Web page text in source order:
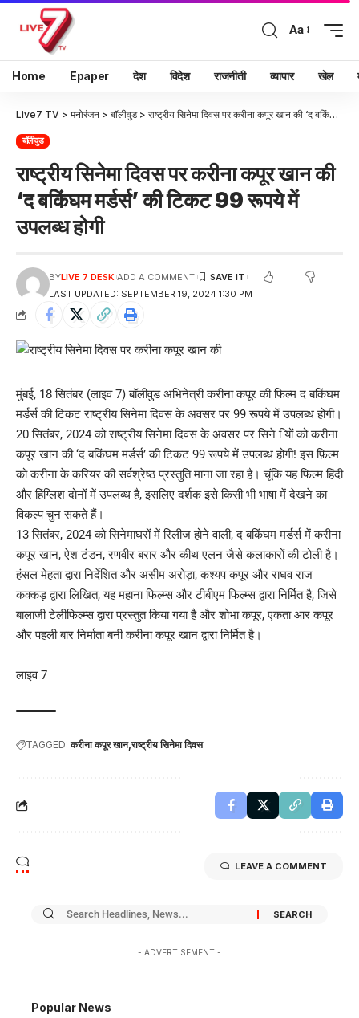
Aa
Home Epaper देश विदेश राजनीती व्यापार खेल
Live7 TV > मनोरंजन > बॉलीवुड> राष्ट्रीय सिनेमा दिवस पर करीना कपूर खान की ‘द बकिंघम मर्डर्स’ की टिकट 99 रूपये में उपलब्ध होगी
बॉलीवुड
राष्ट्रीय सिनेमा दिवस पर करीना कपूर खान की
‘द बकिंघम मर्डर्स’ की टिकट 99 रूपये में
उपलब्ध होगी
LAST UPDATED: SEPTEMBER 19, 2024 1:30 PM
BYLIVE 7 DESK ADD A COMMENT
मुंबई, 18 सितंबर (लाइव 7) बॉलीवुड अभिनेत्री करीना कपूर की फिल्म द बकिंघम
मर्डर्स की टिकट राष्ट्रीय सिनेमा दिवस के अवसर पर 99 रूपये में उपलब्ध होगी।
20 सितंबर, 2024 को राष्ट्रीय सिनेमा दिवस के अवसर पर सिने ियों को करीना
कपूर खान की ‘द बकिंघम मर्डर्स’ की टिकट 99 रूपये में उपलब्ध होगी! इस फ़िल्म
को करीना के करियर की सर्वश्रेष्ठ प्रस्तुति माना जा रहा है। चूंकि यह फिल्म हिंदी
और हिंग्लिश दोनों में उपलब्ध है, इसलिए दर्शक इसे किसी भी भाषा में देखने का
विकल्प चुन सकते हैं।
13 सितंबर, 2024 को सिनेमाघरों में रिलीज होने वाली, द बकिंघम मर्डर्स में करीना
कपूर खान, ऐश टंडन, रणवीर बरार और कीथ एलन जैसे कलाकारों की टोली है।
हंसल मेहता द्वारा निर्देशित और असीम अरोड़ा, कश्यप कपूर और राघव राज
कक्कड़ द्वारा लिखित, यह महाना फिल्म्स और टीबीएम फिल्म्स द्वारा निर्मित है, जिसे
बालाजी टेलीफिल्म्स द्वारा प्रस्तुत किया गया है और शोभा कपूर, एकता आर कपूर
और पहली बार निर्माता बनी करीना कपूर खान द्वारा निर्मित है।
लाइव 7
TAGGED: करीना कपूर खान राष्ट्रीय सिनेमा दिवस
LEAVE A COMMENT
- ADVERTISEMENT -
Popular News